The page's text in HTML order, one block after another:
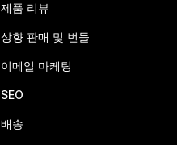
제품 리뷰
상향 판매 및 번들
이메일 마케팅
SEO
배송